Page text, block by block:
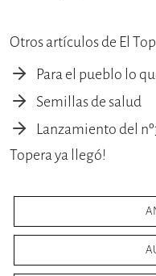
Otros artículos de El
Para el pueblo lo
Semillas de salud
Lanzamiento del
Topera ya llegó!